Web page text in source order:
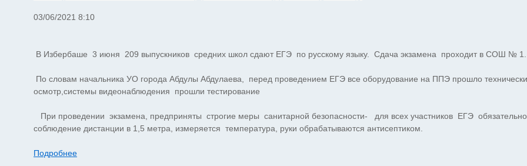
03/06/2021 8:10
В Избербаше 3 июня 209 выпускников средних школ сдают ЕГЭ по русскому языку. Сдача экзамена проходит в СОШ №
По словам начальника УО города Абдулы Абдулаева, перед проведением ЕГЭ все оборудование на ППЭ прошло
осмотр,системы видеонаблюдения прошли тестирование
При проведении экзамена, предприняты строгие меры санитарной безопасности- для всех участников ЕГЭ обязательно
соблюдение дистанции в 1,5 метра, измеряется температура, руки обрабатываются антисептиком.
Подробнее